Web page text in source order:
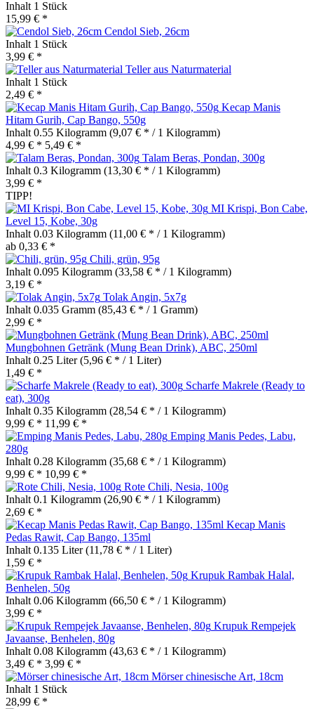
Inhalt 1 Stück
15,99 € *
Cendol Sieb, 26cm
Inhalt 1 Stück
3,99 € *
Teller aus Naturmaterial
Inhalt 1 Stück
2,49 € *
Kecap Manis
Hitam Gurih, Cap Bango, 550g
Inhalt 0.55 Kilogramm (9,07 € * / 1 Kilogramm)
4,99 € * 5,49 € *
Talam Beras, Pondan, 300g
Inhalt 0.3 Kilogramm (13,30 € * / 1 Kilogramm)
3,99 € *
TIPP!
MI Krispi, Bon Cabe,
Level 15, Kobe, 30g
Inhalt 0.03 Kilogramm (11,00 € * / 1 Kilogramm)
ab 0,33 € *
Chili, grün, 95g
Inhalt 0.095 Kilogramm (33,58 € * / 1 Kilogramm)
3,19 € *
Tolak Angin, 5x7g
Inhalt 0.035 Gramm (85,43 € * / 1 Gramm)
2,99 € *
Mungbohnen Getränk (Mung Bean Drink), ABC, 250ml
Inhalt 0.25 Liter(5,96 € * / 1 Liter)
1,49 € *
Scharfe Makrele (Ready to
eat), 300g
Inhalt 0.35 Kilogramm (28,54 € * / 1 Kilogramm)
9,99 € * 11,99 € *
Emping Manis Pedes, Labu,
280g
Inhalt 0.28 Kilogramm (35,68 € * / 1 Kilogramm)
9,99 € * 10,99 € *
Rote Chili, Nesia, 100g
Inhalt 0.1 Kilogramm (26,90 € * / 1 Kilogramm)
2,69 € *
Kecap Manis
Pedas Rawit, Cap Bango, 135ml
Inhalt 0.135 Liter(11,78 € * / 1 Liter)
1,59 € *
Krupuk Rambak Halal,
Benhelen, 50g
Inhalt 0.06 Kilogramm (66,50 € * / 1 Kilogramm)
3,99 € *
Krupuk Rempejek
Javaanse, Benhelen, 80g
Inhalt 0.08 Kilogramm (43,63 € * / 1 Kilogramm)
3,49 € * 3,99 € *
Mörser chinesische Art, 18cm
Inhalt 1 Stück
28,99 € *